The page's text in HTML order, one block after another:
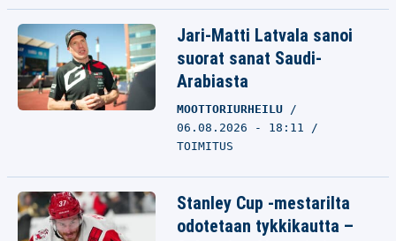
Jari-Matti Latvala sanoi
suorat sanat Saudi-
Arabiasta
MOOTTORIURHEILU
06.08.2026 - 18:11
TOIMITUS
Stanley Cup -mestarilta
odotetaan tykkikautta –